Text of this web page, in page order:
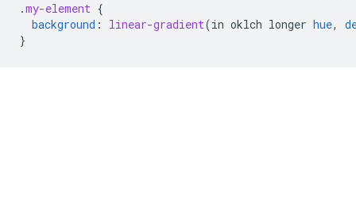
.my-element {
background : linear-gradient(in oklch longer hue,
}